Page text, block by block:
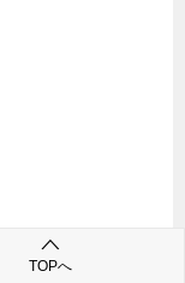
TOPへ